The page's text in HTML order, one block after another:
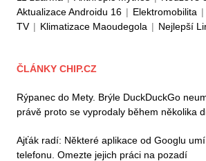
Aktualizace Androidu 16 | Elektromobilita |
TV | Klimatizace Maoudegola | Nejlepší
ČLÁNKY CHIP.CZ
Rýpanec do Mety. Brýle DuckDuckGo
právě proto se vyprodaly během několika
Ajťák radí: Některé aplikace od Googlu
telefonu. Omezte jejich práci na pozadí